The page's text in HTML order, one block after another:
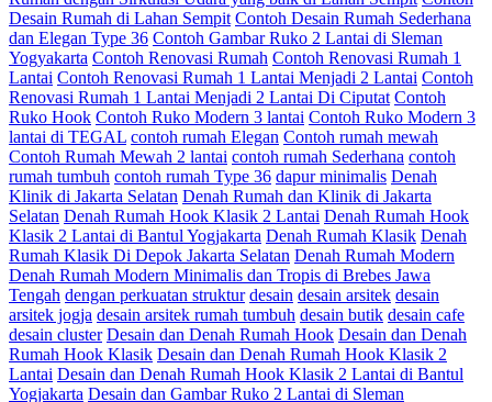
Desain Rumah di Lahan Sempit Contoh Desain Rumah Sederhana
dan Elegan Type 36 Contoh Gambar Ruko 2 Lantai di Sleman
Yogyakarta Contoh Renovasi Rumah Contoh Renovasi Rumah 1
Lantai Contoh Renovasi Rumah 1 Lantai Menjadi 2 Lantai Contoh
Renovasi Rumah 1 Lantai Menjadi 2 Lantai Di Ciputat Contoh
Ruko Hook Contoh Ruko Modern 3 lantai Contoh Ruko Modern 3
lantai di TEGAL contoh rumah Elegan Contoh rumah mewah
Contoh Rumah Mewah 2 lantai contoh rumah Sederhana contoh
rumah tumbuh contoh rumah Type 36 dapur minimalis Denah
Klinik di Jakarta Selatan Denah Rumah dan Klinik di Jakarta
Selatan Denah Rumah Hook Klasik 2 Lantai Denah Rumah Hook
Klasik 2 Lantai di Bantul Yogjakarta Denah Rumah Klasik Denah
Rumah Klasik Di Depok Jakarta Selatan Denah Rumah Modern
Denah Rumah Modern Minimalis dan Tropis di Brebes Jawa
Tengah dengan perkuatan struktur desain desain arsitek desain
arsitek jogja desain arsitek rumah tumbuh desain butik desain cafe
desain cluster Desain dan Denah Rumah Hook Desain dan Denah
Rumah Hook Klasik Desain dan Denah Rumah Hook Klasik 2
Lantai Desain dan Denah Rumah Hook Klasik 2 Lantai di Bantul
Yogjakarta Desain dan Gambar Ruko 2 Lantai di Sleman